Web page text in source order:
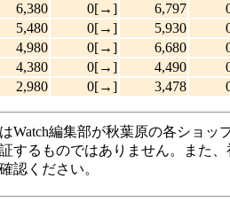
6,380 0[→] 6,797
5,480 0[→] 5,930
4,980 0[→] 6,680
4,380 0[→] 4,490
2,980 0[→] 3,478
Watch編集部が秋葉原の各ショ
するものではありません。また
認ください。